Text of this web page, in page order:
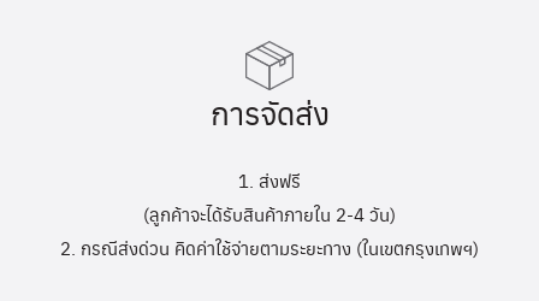
การจัดส่ง
1. ส่งฟรี
(ลูกค้าจะได้รับสินค้าภายใน 2-4 วัน)
2. กรณีส่งด่วน คิดค่าใช้จ่ายตามระยะทาง (ในเขตกรุงเทพฯ)